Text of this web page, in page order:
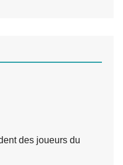
des joueurs du